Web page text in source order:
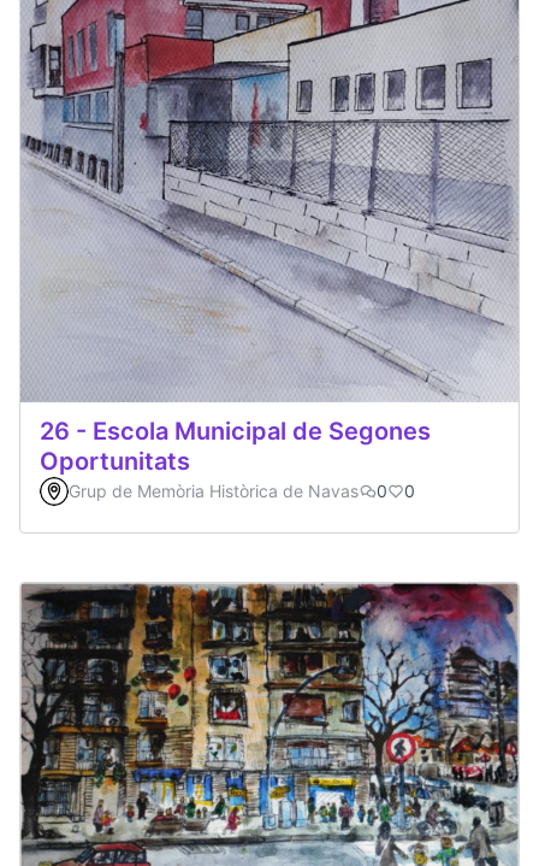
26 - Escola Municipal de Segones
Oportunitats
Grup de Memòria Històrica de Navas 0 0